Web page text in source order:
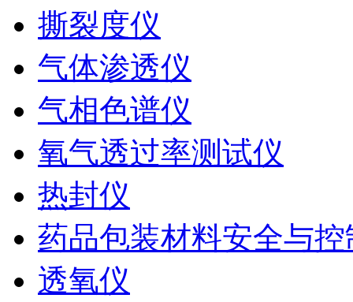
撕裂度仪
气体渗透仪
气相色谱仪
氧气透过率测试仪
热封仪
药品包装材料安全与
透氧仪